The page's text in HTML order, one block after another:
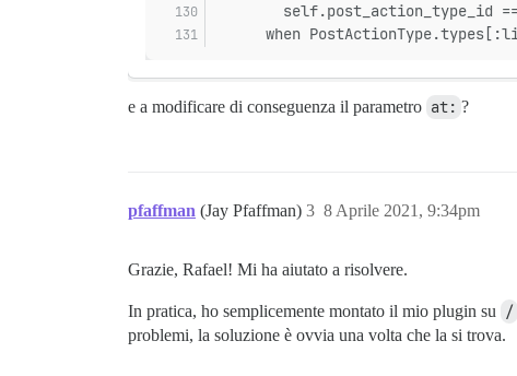
self.post_action_type_id
when
e a modificare di conseguenza il parametro at: ?
pfaffman (Jay Pfaffman) 8 Aprile 2021, 9:34pm
3
Grazie, Rafael! Mi ha aiutato a risolvere.
In pratica, ho semplicemente montato il mio plugin su /
problemi, la soluzione è ovvia una volta che la si trova.